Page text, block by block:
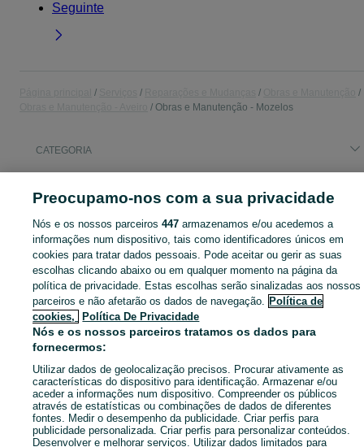
Seguinte
Obras e Manutenção - Mozelos
CATEGORIA
Navegue pelos últimos anúncios de Obras e Manutenção em Mozelos no OLX Portugal. Compre e venda produtos locais com facilidade e segurança. Mostrar
Mapa do site
Mapa das freguesias
Mapa de mini-sites
Pesquisas populares
Preocupamo-nos com a sua privacidade
Nós e os nossos parceiros447 armazenamos e/ou acedemos a
informações num dispositivo, tais como identificadores únicos em
cookies para tratar dados pessoais. Pode aceitar ou gerir as suas
escolhas clicando abaixo ou em qualquer momento na página da
política de privacidade. Estas escolhas serão sinalizadas aos nossos
parceiros e não afetarão os dados de navegação. Política de
cookies,
Política De Privacidade
Nós e os nossos parceiros tratamos os dados para
fornecermos:
Utilizar dados de geolocalização precisos. Procurar ativamente as
características do dispositivo para identificação. Armazenar e/ou
aceder a informações num dispositivo. Compreender os públicos
através de estatísticas ou combinações de dados de diferentes
fontes. Medir o desempenho da publicidade. Criar perfis para
publicidade personalizada. Criar perfis para personalizar conteúdos.
Desenvolver e melhorar serviços. Utilizar dados limitados para